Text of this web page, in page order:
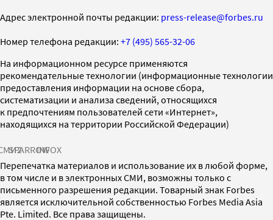
Адрес электронной почты редакции: press-release@forbes.ru
Номер телефона редакции: +7 (495) 565-32-06
На информационном ресурсе применяются
рекомендательные технологии (информационные технологии
предоставления информации на основе сбора,
систематизации и анализа сведений, относящихся
к предпочтениям пользователей сети «Интернет»,
находящихся на территории Российской Федерации)
SPARROWINFOX
Перепечатка материалов и использование их в любой форме,
в том числе и в электронных СМИ, возможны только с
письменного разрешения редакции. Товарный знак Forbes
является исключительной собственностью Forbes Media Asia
Pte. Limited. Все права защищены.